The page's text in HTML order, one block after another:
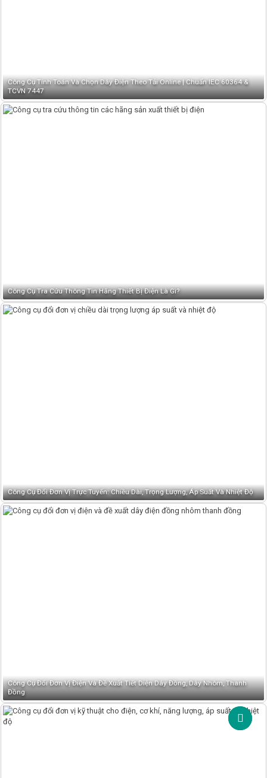
Công Cụ Tính Toán Và Chọn Dây Điện Theo Tải Online | Chuẩn IEC 60364 &
TCVN 7447
Công Cụ Tra Cứu Thông Tin Hãng Thiết Bị Điện Là Gì?
Công Cụ Đổi Đơn Vị Trực Tuyến: Chiều Dài, Trọng Lượng, Áp Suất Và Nhiệt Độ
Công Cụ Đổi Đơn Vị Điện Và Đề Xuất Tiết Diện Dây Đồng, Dây Nhôm, Thanh
Đồng